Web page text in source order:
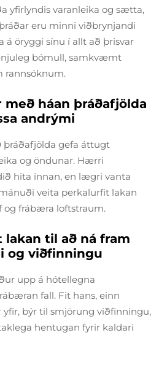
yfirlyndis varanleika og sætta,
eru minni viðbrynjandi
á öryggi sínu í allt að þrisvar
bómull, samkvæmt
rannsóknum.
háan þráðafjölda
andrými
þráðafjölda gefa áttugt
og öndunar. Hærri
hita innan, en lægri vanta
veita perkalurfit lakan
og frábæra loftstraum.
til að ná fram
og viðfinningu
upp á hótellegna
fall. Fit hans, einn
býr til smjörung viðfinningu,
hentugan fyrir kaldari